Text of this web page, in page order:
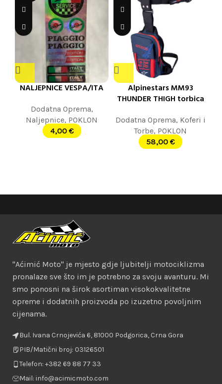
NALJEPNICE VESPA/ITA
Dodatna Oprema,
Naljepnice, POKLON
4,00 €
Alpinestars MM93
THUNDER THIGH torbica
Dodatna Oprema, Koferi i
Torbe, POKLON
58,00 €
"Aćimić Moto" je mjesto gdje ljubitelji motociklizma
pronalaze sve što im je potrebno za svoju avanturu. Mi
smo ponosni na širok asortiman visokokvalitetne
opreme i dodatnih proizvoda po izuzetno povoljnim
cijenama.
Bul. Ivana Crnojevića 6, 81000 Podgorica, Crna Gora
PIB/Matični broj: 03126501
Telefon: +382 69 88 77 33
Mail: info@acimicmoto.com